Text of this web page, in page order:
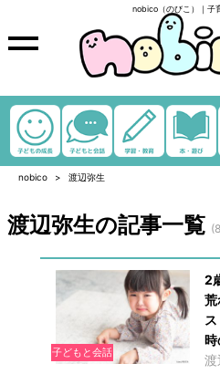
nobico（のびこ）｜子
nobico 渡辺弥生
渡辺弥生の記事一覧
子どもと会話
2
荒
時
渡